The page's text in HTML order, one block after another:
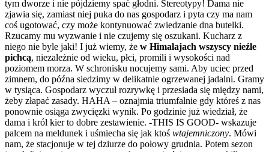
tym dworze i nie pójdziemy spać głodni. Stereotypy! Dama nie
zjawia się, zamiast niej puka do nas gospodarz i pyta czy ma nam
coś ugotować, czy może kontynuować zwiedzanie dna butelki.
Rzucamy mu wyzwanie i nie czujemy się oszukani. Kucharz z
niego nie byle jaki! I już wiemy, że w Himalajach wszyscy nieźle
pichcą, niezależnie od wieku, płci, promili i wysokości nad
poziomem morza. W schronisku nocujemy sami. Aby uciec przed
zimnem, do późna siedzimy w delikatnie ogrzewanej jadalni. Gramy
w tysiąca. Gospodarz wyczuł rozrywkę i przesiada się między nami,
żeby złapać zasady. HAHA – oznajmia triumfalnie gdy któreś z nas
ponownie osiąga zwycięzki wynik. Po godzinie już wiedział, że
dama i król kier to dobre zestawienie. -THIS IS GOOD- wskazuje
palcem na meldunek i uśmiecha się jak ktoś wtajemniczony. Mówi
nam, że stacjonuje w tej dziurze do połowy grudnia. Potem sezon